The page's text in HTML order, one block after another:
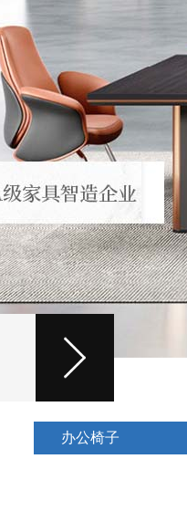
办公椅子